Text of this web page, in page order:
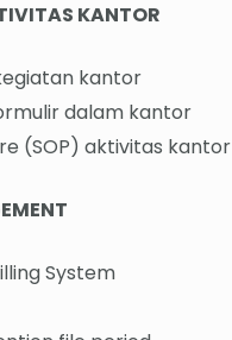
KANTOR
kantor
dalam kantor
(SOP) aktivitas kantor
System